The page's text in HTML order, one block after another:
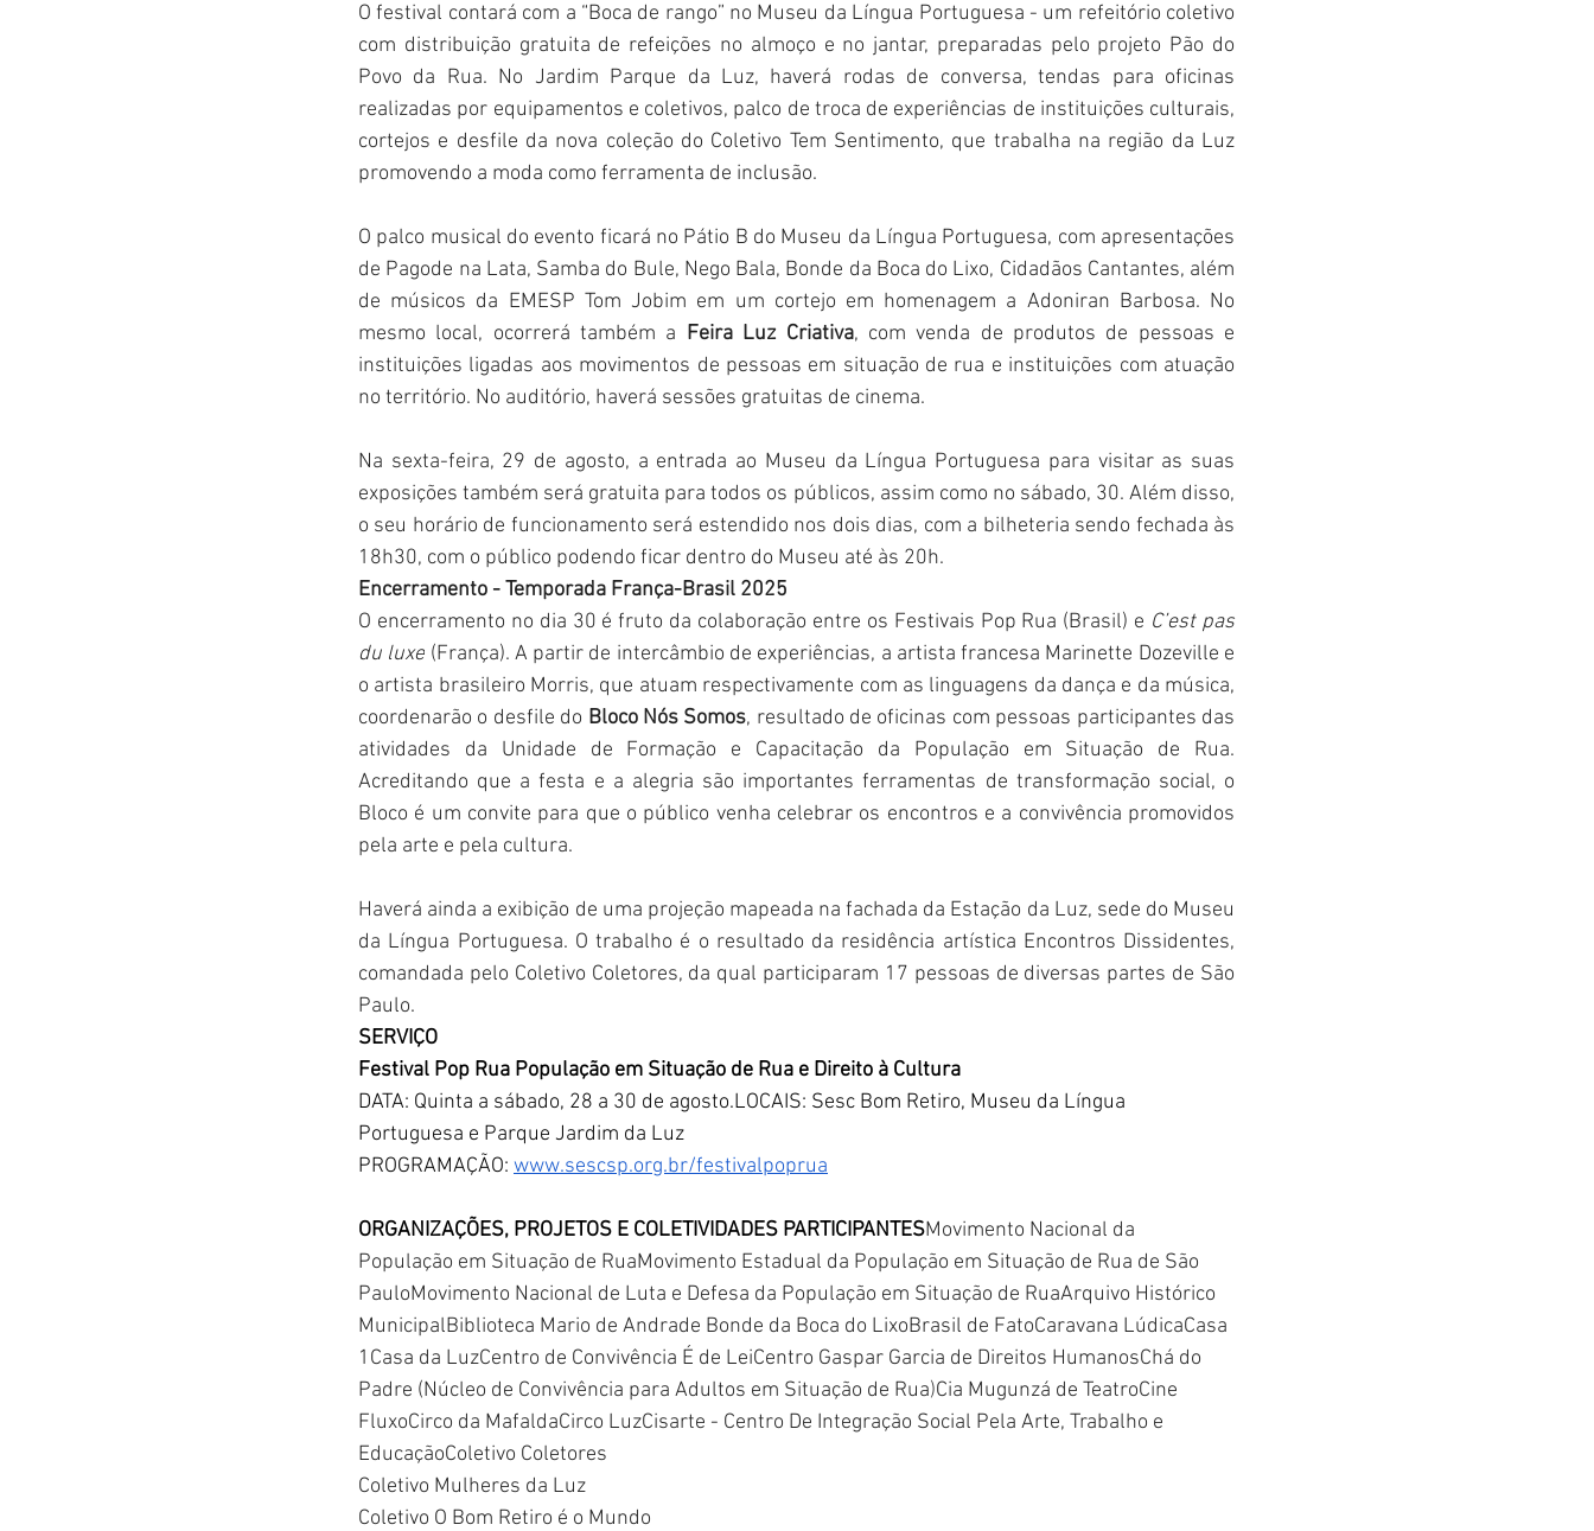
O festival contará com a “Boca de rango” no Museu da Língua Portuguesa - um refeitório coletivo
com distribuição gratuita de refeições no almoço e no jantar, preparadas pelo projeto Pão do
Povo da Rua. No Jardim Parque da Luz, haverá rodas de conversa, tendas para oficinas
realizadas por equipamentos e coletivos, palco de troca de experiências de instituições culturais,
cortejos e desfile da nova coleção do Coletivo Tem Sentimento, que trabalha na região da Luz
promovendo a moda como ferramenta de inclusão.
O palco musical do evento ficará no Pátio B do Museu da Língua Portuguesa, com apresentações
de Pagode na Lata, Samba do Bule, Nego Bala, Bonde da Boca do Lixo, Cidadãos Cantantes, além
de músicos da EMESP Tom Jobim em um cortejo em homenagem a Adoniran Barbosa. No
mesmo local, ocorrerá também a Feira Luz Criativa, com venda de produtos de pessoas e
instituições ligadas aos movimentos de pessoas em situação de rua e instituições com atuação
no território. No auditório, haverá sessões gratuitas de cinema.
Na sexta-feira, 29 de agosto, a entrada ao Museu da Língua Portuguesa para visitar as suas
exposições também será gratuita para todos os públicos, assim como no sábado, 30. Além disso,
o seu horário de funcionamento será estendido nos dois dias, com a bilheteria sendo fechada às
18h30, com o público podendo ficar dentro do Museu até às 20h.
Encerramento - Temporada França-Brasil 2025
O encerramento no dia 30 é fruto da colaboração entre os Festivais Pop Rua (Brasil) e C’est pas
du luxe (França). A partir de intercâmbio de experiências, a artista francesa Marinette Dozeville e
o artista brasileiro Morris, que atuam respectivamente com as linguagens da dança e da música,
coordenarão o desfile do Bloco Nós Somos, resultado de oficinas com pessoas participantes das
atividades da Unidade de Formação e Capacitação da População em Situação de Rua.
Acreditando que a festa e a alegria são importantes ferramentas de transformação social, o
Bloco é um convite para que o público venha celebrar os encontros e a convivência promovidos
pela arte e pela cultura.
Haverá ainda a exibição de uma projeção mapeada na fachada da Estação da Luz, sede do Museu
da Língua Portuguesa. O trabalho é o resultado da residência artística Encontros Dissidentes,
comandada pelo Coletivo Coletores, da qual participaram 17 pessoas de diversas partes de São
Paulo.
SERVIÇO
Festival Pop Rua População em Situação de Rua e Direito à Cultura
DATA: Quinta a sábado, 28 a 30 de agosto.LOCAIS: Sesc Bom Retiro, Museu da Língua
Portuguesa e Parque Jardim da Luz
PROGRAMAÇÃO: www.sescsp.org.br/festivalpoprua
ORGANIZAÇÕES, PROJETOS E COLETIVIDADES PARTICIPANTESMovimento Nacional da
População em Situação de RuaMovimento Estadual da População em Situação de Rua de São
PauloMovimento Nacional de Luta e Defesa da População em Situação de RuaArquivo Histórico
MunicipalBiblioteca Mario de Andrade Bonde da Boca do LixoBrasil de FatoCaravana LúdicaCasa
1Casa da LuzCentro de Convivência É de LeiCentro Gaspar Garcia de Direitos HumanosChá do
Padre (Núcleo de Convivência para Adultos em Situação de Rua)Cia Mugunzá de TeatroCine
FluxoCirco da MafaldaCirco LuzCisarte - Centro De Integração Social Pela Arte, Trabalho e
EducaçãoColetivo Coletores
Coletivo Mulheres da Luz
Coletivo O Bom Retiro é o Mundo